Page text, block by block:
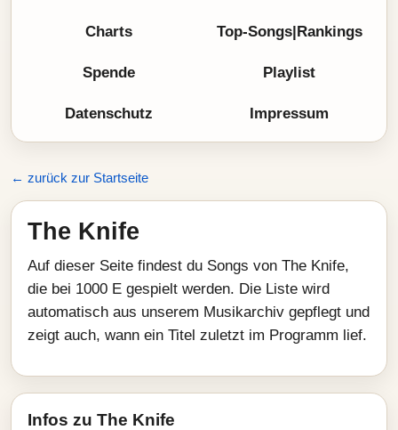
Charts Top-Songs|Rankings
Spende Playlist
Datenschutz Impressum
← zurück zur Startseite
The Knife
Auf dieser Seite findest du Songs von The Knife,
die bei 1000 E gespielt werden. Die Liste wird
automatisch aus unserem Musikarchiv gepflegt und
zeigt auch, wann ein Titel zuletzt im Programm lief.
Infos zu The Knife